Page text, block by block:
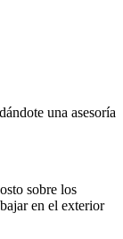
una asesoría
sobre los
en el exterior